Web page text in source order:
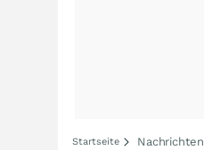
Startseite Nachrichten